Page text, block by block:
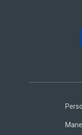
Footer